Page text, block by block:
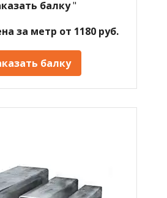
балку"
за метр от 1180 руб.
балку